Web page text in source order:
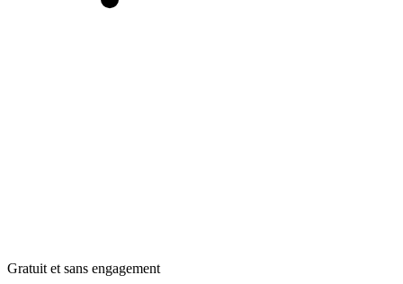
Gratuit et sans engagement